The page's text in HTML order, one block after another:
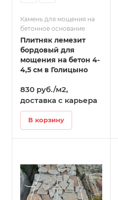
Камень для мощения на
бетонное основание
Плитняк лемезит
бордовый для
мощения на бетон 4-
4,5 см в Голицыно
830 руб./м2,
доставка с карьера
В корзину